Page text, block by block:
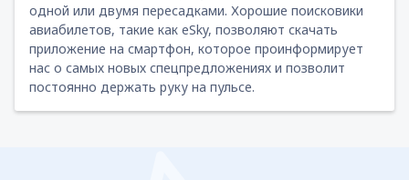
одной или двумя пересадками. Хорошие поисковики
авиабилетов, такие как eSky, позволяют скачать
приложение на смартфон, которое проинформирует
нас о самых новых спецпредложениях и позволит
постоянно держать руку на пульсе.